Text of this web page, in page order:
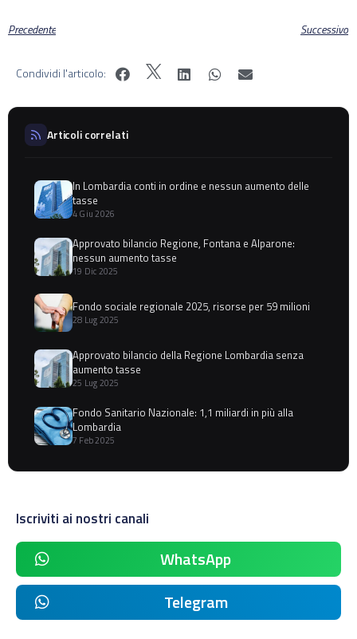
Precedente Successivo
Condividi l'articolo:
Articoli correlati
In Lombardia conti in ordine e nessun aumento delle
tasse
4 Giu 2026
Approvato bilancio Regione, Fontana e Alparone:
nessun aumento tasse
19 Dic 2025
Fondo sociale regionale 2025, risorse per 59 milioni
28 Lug 2025
Approvato bilancio della Regione Lombardia senza
aumento tasse
25 Lug 2025
Fondo Sanitario Nazionale: 1,1 miliardi in più alla
Lombardia
7 Feb 2025
Iscriviti ai nostri canali
WhatsApp
Telegram